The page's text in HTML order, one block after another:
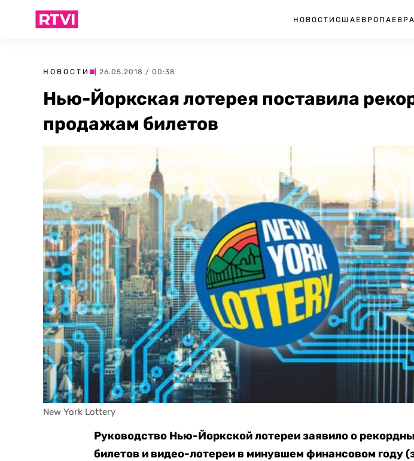
НОВОСТИ США ЕВРОПА
НОВОСТИ | 26.05.2018 / 00:38
Нью-Йоркская лотерея поставила
продажам билетов
New York Lottery
Руководство Нью-Йоркской лотереи заявило о
билетов и видео-лотереи в минувшем финансовом году